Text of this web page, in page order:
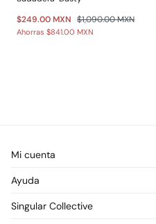
$249.00 MXN $1,090.00 MXN
Ahorras $841.00 MXN
Mi cuenta
Registrarme
Direcciones de envío
Ayuda
Preguntas frecuentes
Singular Collective